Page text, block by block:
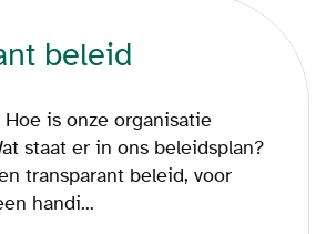
beleid
is onze organisatie
staat er in ons beleidsplan?
transparant beleid, voor
handi...